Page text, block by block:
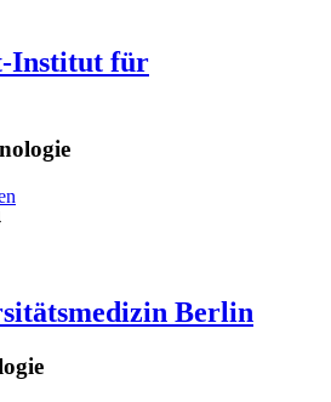
Institut für
Berlin